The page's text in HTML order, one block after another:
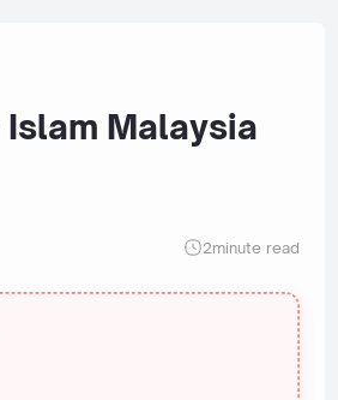
Malaysia
2minute read